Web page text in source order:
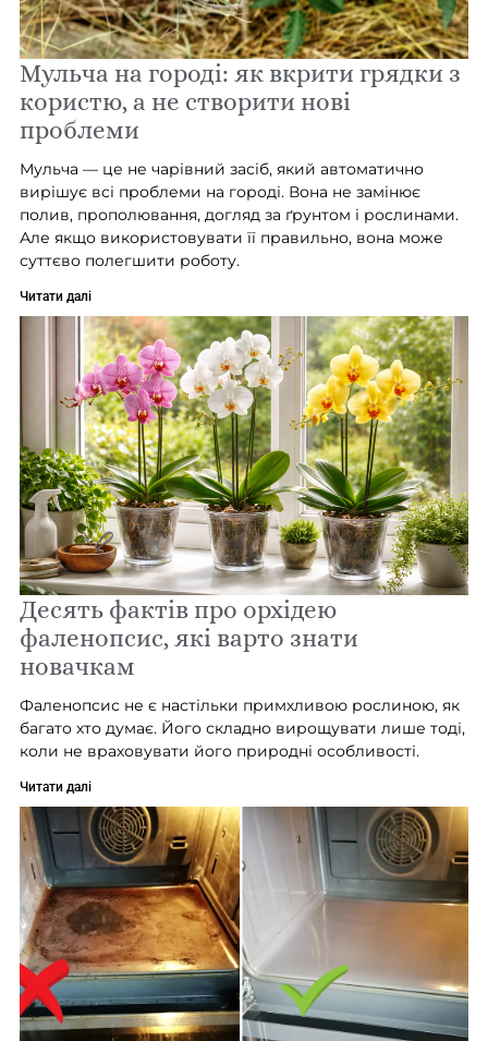
Мульча на городі: як вкрити грядки з
користю, а не створити нові
проблеми
Мульча — це не чарівний засіб, який автоматично
вирішує всі проблеми на городі. Вона не замінює
полив, прополювання, догляд за ґрунтом і рослинами.
Але якщо використовувати її правильно, вона може
суттєво полегшити роботу.
Читати далі
Десять фактів про орхідею
фаленопсис, які варто знати
новачкам
Фаленопсис не є настільки примхливою рослиною, як
багато хто думає. Його складно вирощувати лише тоді,
коли не враховувати його природні особливості.
Читати далі